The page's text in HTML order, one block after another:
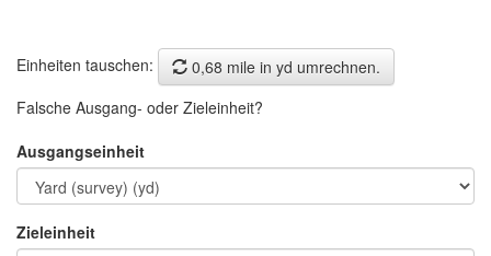
Einheiten tauschen:
0,68 mile in yd umrechnen.
Falsche Ausgang- oder Zieleinheit?
Ausgangseinheit
Zieleinheit